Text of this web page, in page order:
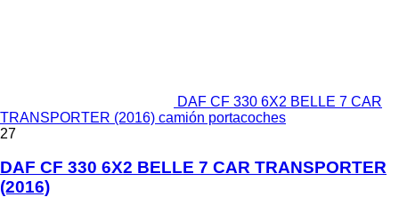
DAF CF 330 6X2 BELLE 7 CAR
TRANSPORTER (2016) camión portacoches
27
DAF CF 330 6X2 BELLE 7 CAR TRANSPORTER
(2016)